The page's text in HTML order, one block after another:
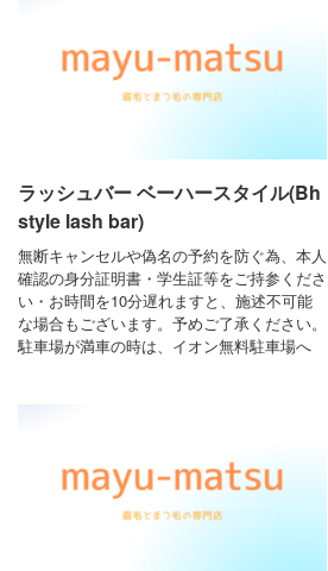
ラッシュバー ベーハースタイル(Bh
style lash bar)
無断キャンセルや偽名の予約を防ぐ為、本人
確認の身分証明書・学生証等をご持参くださ
い・お時間を10分遅れますと、施述不可能
な場合もございます。予めご了承ください。
駐車場が満車の時は、イオン無料駐車場へ